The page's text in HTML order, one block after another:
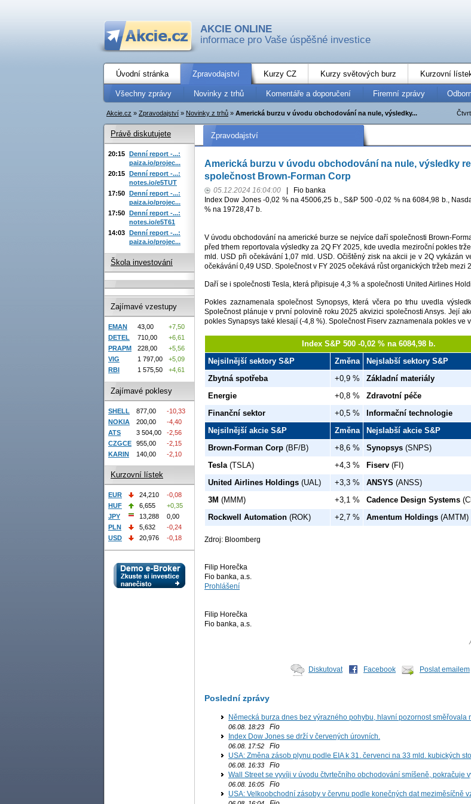
AKCIE ONLINE
informace pro Vaše úspěšné investice
Úvodní stránka Zpravodajství Kurzy CZ Kurzy světových burz Kurzovní
Všechny zprávy Novinky z trhů Komentáře a doporučení Firemní zprávy
Akcie.cz » Zpravodajství » Novinky z trhů » Americká burzu v úvodu obchodování na nule, výsledky...
Zpravodajství
Americká burzu v úvodu obchodování na nule, výsledky
společnost Brown-Forman Corp
05.12.2024 16:04:00
Fio banka
Index Dow Jones -0,02 % na 45006,25 b., S&P 500 -0,02 % na 6084,98 b.,
% na 19728,47 b.
V úvodu obchodování na americké burze se nejvíce daří společnosti Brown-
před trhem reportovala výsledky za 2Q FY 2025, kde uvedla meziroční pokles
mld. USD při očekávání 1,07 mld. USD. Očištěný zisk na akcii je v 2Q vykázán
očekávání 0,49 USD. Společnost v FY 2025 očekává růst organických tržeb mezi
Daří se i společnosti Tesla, která připisuje 4,3 % a společnosti United Airlines
Pokles zaznamenala společnost Synopsys, která včera po trhu uvedla
Společnost plánuje v první polovině roku 2025 akvizici společnosti Ansys. Její
pokles Synapsys také klesají (-4,8 %). Společnost Fiserv zaznamenala pokles ve
Index S&P 500 -0,02 % na 6084,98 b.
Nejsilnější sektory S&P
Změna Nejslabší sektory S&P
Zbytná spotřeba
+0,9 % Základní materiály
Energie
+0,8 % Zdravotní péče
Finanční sektor
+0,5 % Informační technologie
Nejsilnější akcie S&P
Změna Nejslabší akcie S&P
Brown-Forman Corp (BF/B) +8,6 % Synopsys (SNPS)
Tesla (TSLA) +4,3 % Fiserv (FI)
United Airlines Holdings (UAL) +3,3 % ANSYS (ANSS)
3M (MMM) +3,1 % Cadence Design Systems
Rockwell Automation (ROK) +2,7 % Amentum Holdings (AMTM)
Zdroj: Bloomberg
Filip Horečka
Fio banka, a.s.
Prohlášení
Filip Horečka
Fio banka, a.s.
Diskutovat Facebook Poslat emailem
Poslední zprávy
Německá burza dnes bez výrazného pohybu, hlavní pozornost směřovala
06.08. 18:23 Fio
Index Dow Jones se drží v červených úrovních.
06.08. 17:52 Fio
USA: Změna zásob plynu podle EIA k 31. červenci na 33 mld. kubických
06.08. 16:33 Fio
Wall Street se vyvíji v úvodu čtvrtečního obchodování smíšeně, pokračuje
06.08. 16:05 Fio
USA: Velkoobchodní zásoby v červnu podle konečných dat meziměsíčně
Právě diskutujete
20:15 Denní report -...:
paiza.io/projec...
20:15 Denní report -...:
notes.io/e5TUT
17:50 Denní report -...:
paiza.io/projec...
17:50 Denní report -...:
notes.io/e5T61
14:03 Denní report -...:
paiza.io/projec...
Škola investování
Zajímavé vzestupy
EMAN 43,00
+7,50
DETEL
710,00
+6,61
PRAPM
228,00
+5,56
VIG
1 797,00
+5,09
RBI
1 575,50 +4,61
Zajímavé poklesy
SHELL 877,00
-10,33
NOKIA
200,00
-4,40
ATS
3 504,00
-2,56
CZGCE
955,00
-2,15
KARIN
140,00 -2,10
Kurzovní lístek
EUR 24,210
-0,08
HUF
6,655
+0,35
JPY
13,288
0,00
PLN
5,632
-0,24
USD
20,976 -0,18